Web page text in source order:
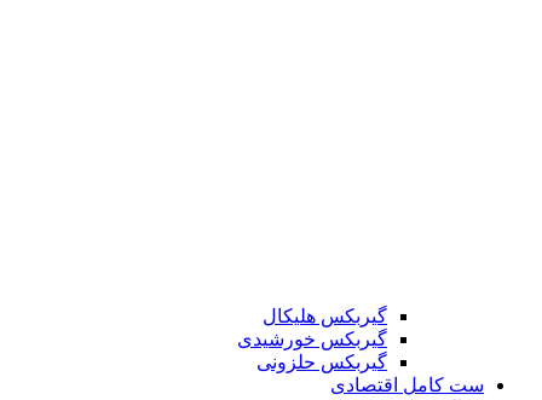
گیربکس هلیکال
گیربکس خورشیدی
گیربکس حلزونی
ست کامل اقتصادی